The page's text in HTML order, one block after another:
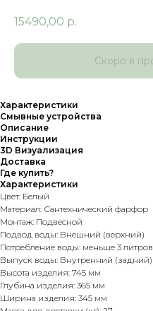
15490,00 р.
Характеристики
Смывные устройства
Описание
Инструкции
3D Визуализация
Доставка
Где купить?
Характеристики
Цвет: Белый
Материал: Сантехнический фарфор
Монтаж: Подвесной
Подвод воды: Внешний (верхний)
Потребление воды: меньше 3 литров
Выпуск воды: Внутренний (задний)
Высота изделия: 745 мм
Глубина изделия: 365 мм
Ширина изделия: 345 мм